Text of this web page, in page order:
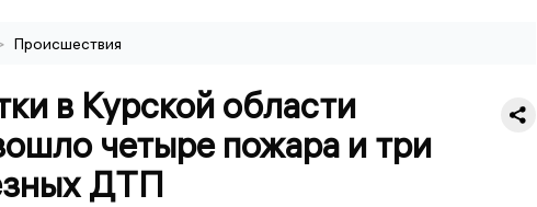
Происшествия
в Курской области
четыре пожара и три
ДТП